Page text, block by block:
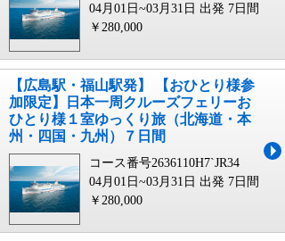
04月01日~03月31日 出発 7日間
￥280,000
【広島駅・福山駅発】 【おひとり様参
加限定】日本一周クルーズフェリーお
ひとり様１室ゆっくり旅（北海道・本
州・四国・九州）７日間
コース番号2636110H7`JR34
04月01日~03月31日 出発 7日間
￥280,000